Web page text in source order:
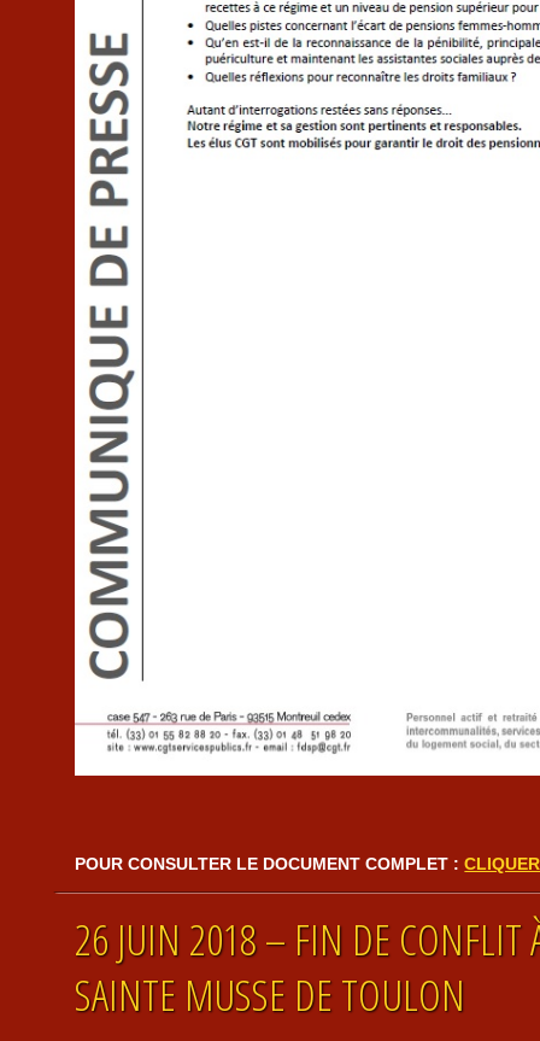
POUR CONSULTER LE DOCUMENT COMPLET :
26 JUIN 2018 – FIN DE CONFLIT
SAINTE MUSSE DE TOULON